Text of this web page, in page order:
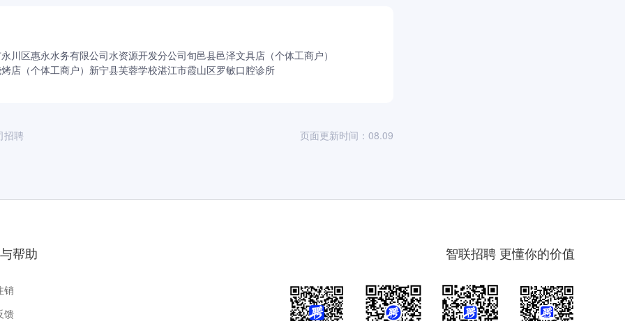
川区惠永水务有限公司水资源开发分公司旬邑县邑泽文具店（个体工商户）
店（个体工商户） 新宁县芙蓉学校湛江市霞山区罗敏口腔诊所
招聘 页面更新时间：08.09
帮助
销
馈
智联招聘 更懂你的价值